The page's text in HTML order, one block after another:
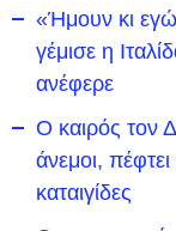
«Ήμουν κι
γέμισε η
ανέφερε
Ο καιρός τον
άνεμοι,
καταιγίδες